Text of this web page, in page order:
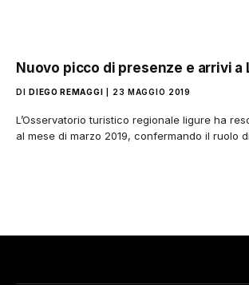
Nuovo picco di presenze e arrivi a
DI DIEGO REMAGGI 23 MAGGIO 2019
L’Osservatorio turistico regionale ligure ha
al mese di marzo 2019, confermando il ruolo